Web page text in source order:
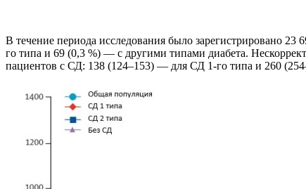
В течение периода исследования было зарегистрировано
го типа и 69 (0,3 %) — с другими типами диабета.
пациентов с СД: 138 (124–153) — для СД 1-го типа и 260